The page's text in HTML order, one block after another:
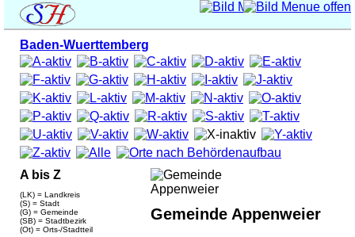
Baden-Wuerttemberg
A bis Z
(LK) = Landkreis
(S) = Stadt
(G) = Gemeinde
(SB) = Stadtbezirk
(Ot) = Orts-/Stadtteil
Gemeinde Appenweier